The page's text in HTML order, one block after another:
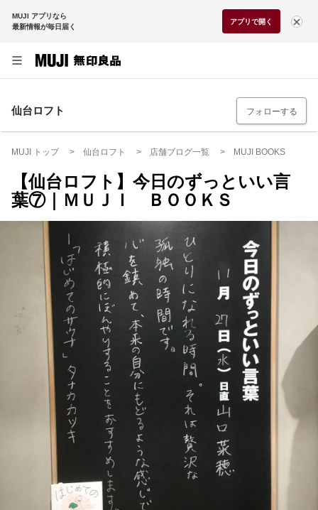
MUJI アプリなら
最新情報が毎日届く
アプリで開く
仙台ロフト フォローする
MUJI トップ 仙台ロフト 店舗ブログ一覧 MUJI BOOKS
【仙台ロフト】今日のずっといい言
葉⑦｜ＭＵＪＩ ＢＯＯＫＳ